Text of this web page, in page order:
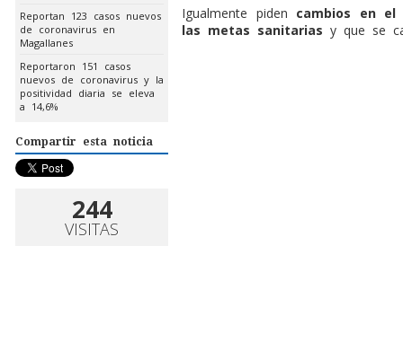
Reportan 123 casos nuevos
de coronavirus en
Magallanes
Reportaron 151 casos
nuevos de coronavirus y la
positividad diaria se eleva
a 14,6%
Compartir esta noticia
244
VISITAS
Igualmente piden cambios en el
las metas sanitarias y que se